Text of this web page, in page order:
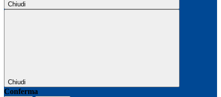
Chiudi
Chiudi
Conferma